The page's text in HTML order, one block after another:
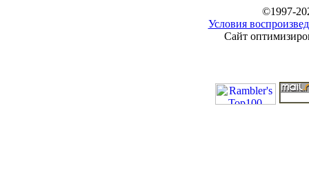
©1997-
Условия
Сайт